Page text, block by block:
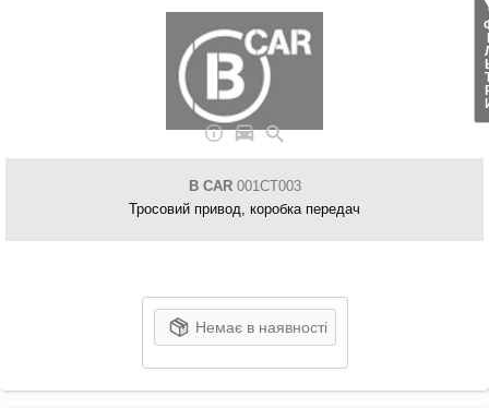
B CAR001CT003
Тросовий привод, коробка передач
Немає в наявності